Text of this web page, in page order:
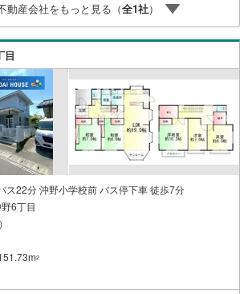
間:10:00～18:00（定休日火・水曜日※店舗によ
）現地のご案内も可能ですので、どうぞお気軽
わせください！
動産会社をもっと見る（全1社）
目
ス22分 沖野小学校前 バス停下車 徒歩7分
6丁目
2